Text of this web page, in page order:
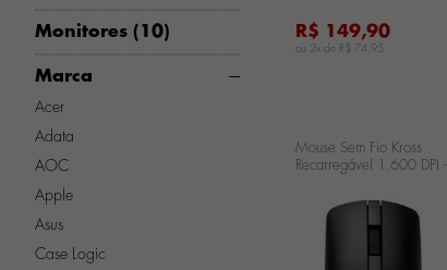
Monitores (10)
Marca
Acer
Adata
AOC
Apple
Asus
Case Logic
R$ 149,90
ou 2x de R$ 74,95
Mouse Sem Fio Kross
Recarregável 1.600 DPI -